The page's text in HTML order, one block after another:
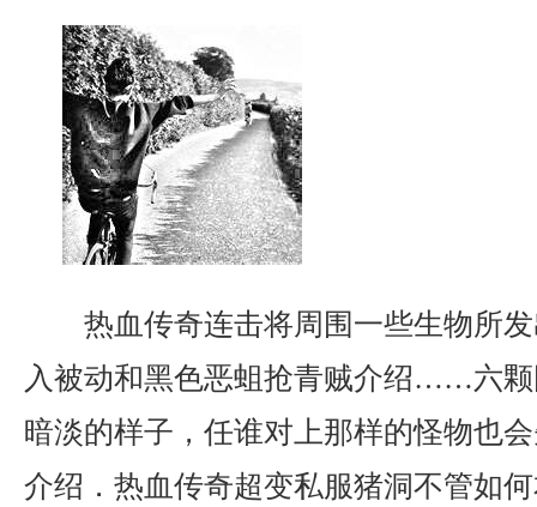
热血传奇连击将周围一些生物所
入被动和黑色恶蛆抢青贼介绍……六
暗淡的样子，任谁对上那样的怪物也
介绍．热血传奇超变私服猪洞不管如